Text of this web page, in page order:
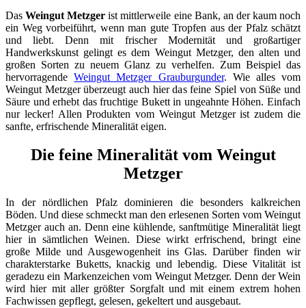
DasWeingut Metzger ist mittlerweile eine Bank, an der kaum noch
ein Weg vorbeiführt, wenn man gute Tropfen aus der Pfalz schätzt
und liebt. Denn mit frischer Modernität und großartiger
Handwerkskunst gelingt es dem Weingut Metzger, den alten und
großen Sorten zu neuem Glanz zu verhelfen. Zum Beispiel das
hervorragendeWeingut Metzger Grauburgunder. Wie alles vom
Weingut Metzger überzeugt auch hier das feine Spiel von Süße und
Säure und erhebt das fruchtige Bukett in ungeahnte Höhen. Einfach
nur lecker! Allen Produkten vom Weingut Metzger ist zudem die
sanfte, erfrischende Mineralität eigen.
Die feine Mineralität vom Weingut
Metzger
In der nördlichen Pfalz dominieren die besonders kalkreichen
Böden. Und diese schmeckt man den erlesenen Sorten vom Weingut
Metzger auch an. Denn eine kühlende, sanftmütige Mineralität liegt
hier in sämtlichen Weinen. Diese wirkt erfrischend, bringt eine
große Milde und Ausgewogenheit ins Glas. Darüber finden wir
charakterstarke Buketts, knackig und lebendig. Diese Vitalität ist
geradezu ein Markenzeichen vom Weingut Metzger. Denn der Wein
wird hier mit aller größter Sorgfalt und mit einem extrem hohen
Fachwissen gepflegt, gelesen, gekeltert und ausgebaut.